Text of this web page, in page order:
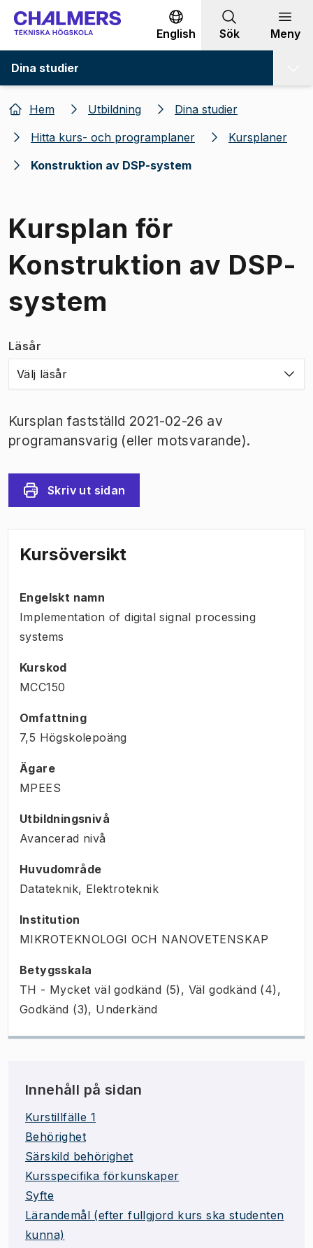
Gå till innehållet
English Sök Meny
Dina studier
Hem Utbildning
Dina studier
Hitta kurs- och programplaner
Kursplaner
Konstruktion av DSP-system
Kursplan för
Konstruktion av DSP-
system
Läsår
Välj läsår
Kursplan fastställd 2021-02-26 av
programansvarig (eller motsvarande).
Skriv ut sidan
Kursöversikt
Engelskt namn
Implementation of digital signal processing
systems
Kurskod
MCC150
Omfattning
7,5 Högskolepoäng
Ägare
MPEES
Utbildningsnivå
Avancerad nivå
Huvudområde
Datateknik, Elektroteknik
Institution
MIKROTEKNOLOGI OCH NANOVETENSKAP
Betygsskala
TH - Mycket väl godkänd (5), Väl godkänd (4),
Godkänd (3), Underkänd
Innehåll på sidan
Kurstillfälle 1
Behörighet
Särskild behörighet
Kursspecifika förkunskaper
Syfte
Lärandemål (efter fullgjord kurs ska studenten
kunna)